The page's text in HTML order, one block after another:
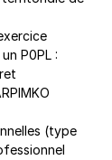
P0PL :
(type